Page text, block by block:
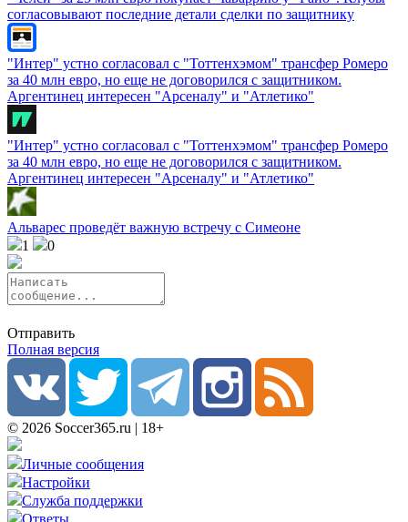
согласовывают последние детали сделки по защитнику
"Интер" устно согласовал с "Тоттенхэмом" трансфер Ромеро
за 40 млн евро, но еще не договорился с защитником.
Аргентинец интересен "Арсеналу" и "Атлетико"
"Интер" устно согласовал с "Тоттенхэмом" трансфер Ромеро
за 40 млн евро, но еще не договорился с защитником.
Аргентинец интересен "Арсеналу" и "Атлетико"
Альварес проведёт важную встречу с Симеоне
1
0
Отправить
Полная версия
© 2026 Soccer365.ru | 18+
Личные сообщения
Настройки
Служба поддержки
Ответы